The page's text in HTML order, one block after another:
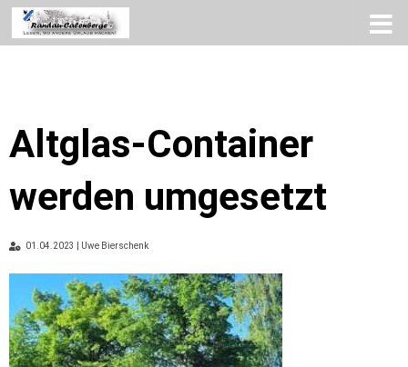
Zum Inhalt springen
Altglas-Container
werden umgesetzt
01.04.2023 | Uwe Bierschenk